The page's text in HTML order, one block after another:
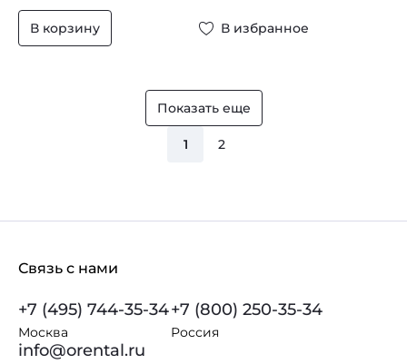
В корзину В избранное
Показать еще
1 2
Связь с нами
+7 (495) 744-35-34
Москва
+7 (800) 250-35-34
Россия
info@orental.ru